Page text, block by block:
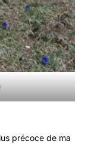
précoce de ma